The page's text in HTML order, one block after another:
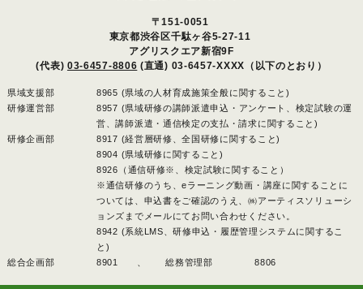
〒151-0051
東京都渋谷区千駄ヶ谷5-27-11
アグリスクエア新宿9F
(代表) 03-6457-8806 (直通) 03-6457-XXXX（以下のとおり）
県域支援部
8965 (県域の人材育成施策全般に関すること)
研修運営部
8957 (県域研修の講師派遣申込・アンケート、検定試験の運
営、講師派遣・通信検定の支払・請求に関すること)
研修企画部
8917 (経営層研修、全国研修に関すること)
8904 (県域研修に関すること)
8926（通信研修※、検定試験に関すること）
※通信研修のうち、eラーニング動画・講座に関することに
ついては、申込書をご確認のうえ、㈱アーティスソリューシ
ョンズまでメールにてお問い合わせください。
8942 (系統LMS、研修申込・履歴管理システムに関するこ
と)
総合企画部
8901 、総務管理部 8806